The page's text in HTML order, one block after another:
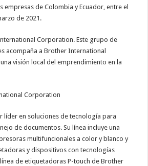
empresas de Colombia y Ecuador, entre el
de 2021.
Corporation. Este grupo de
acompaña a Brother International
visión local del emprendimiento en la
Corporation
líder en soluciones de tecnología para
de documentos. Su línea incluye una
multifuncionales a color y blanco y
y dispositivos con tecnologías
de etiquetadoras P-touch de Brother